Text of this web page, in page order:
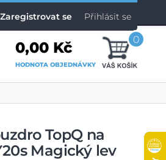
Zaregistrovat se Přihlásit se
0,00 Kč
HODNOTA OBJEDNÁVKY
0
TopQ na
Magický lev